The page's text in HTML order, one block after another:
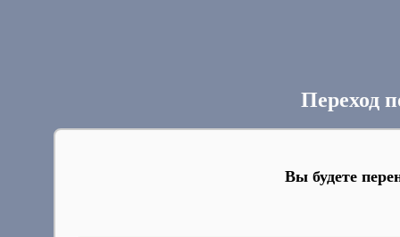
Переход
Вы будете